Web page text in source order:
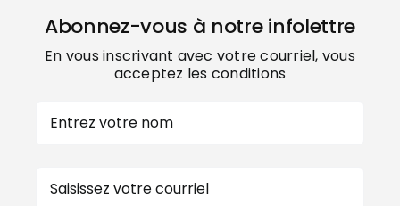
Abonnez-vous à notre infolettre
En vous inscrivant avec votre courriel, vous
acceptez les conditions
mail